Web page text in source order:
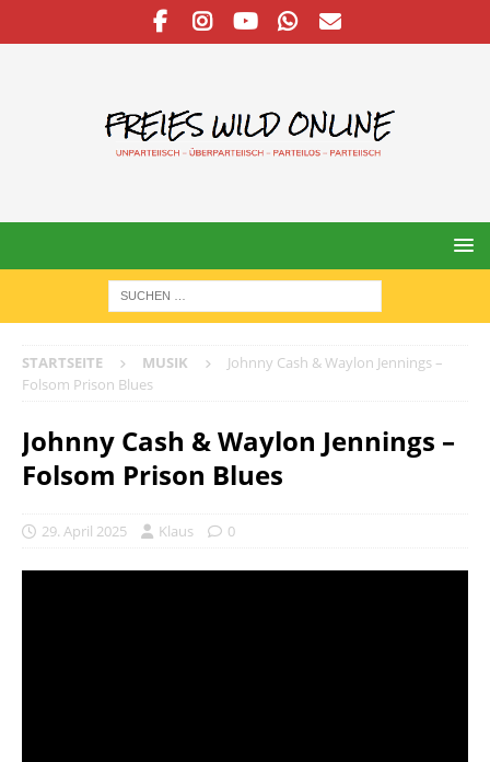
STARTSEITE MUSIK
Johnny Cash & Waylon Jennings –
Folsom Prison Blues
Johnny Cash & Waylon Jennings –
Folsom Prison Blues
29. April 2025 Klaus 0